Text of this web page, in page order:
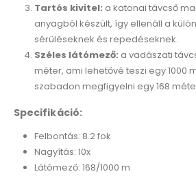
Tartós kivitel: a katonai távcső
anyagból készült, így ellenáll a
sérüléseknek és repedéseknek.
Széles látómező: a vadászati
méter, ami lehetővé teszi egy 1000
szabadon megfigyelni egy 168
Specifikáció:
Felbontás: 8.2 fok
Nagyítás: 10x
Látómező: 168/1000 m